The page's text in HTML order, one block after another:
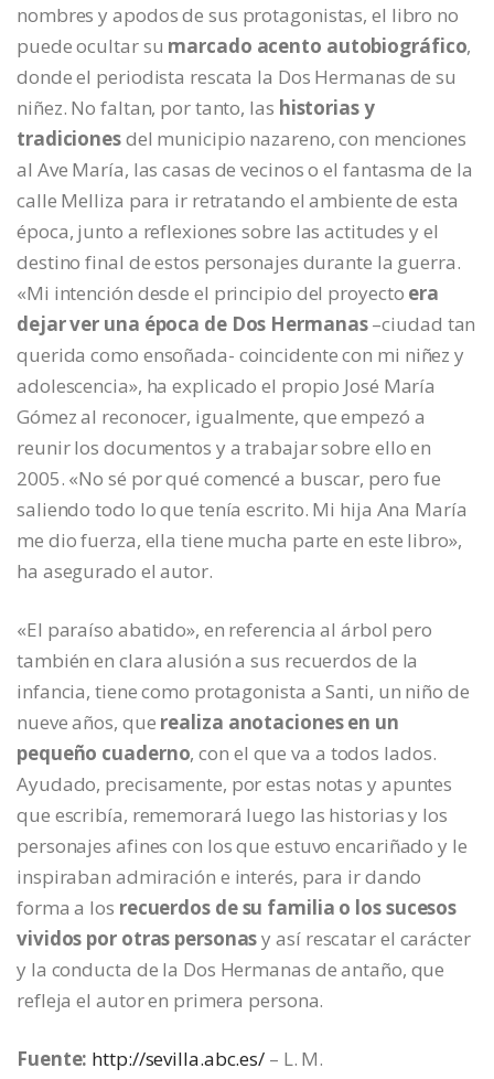
nombres y apodos de sus protagonistas, el libro no
puede ocultar su marcado acento autobiográfico,
donde el periodista rescata la Dos Hermanas de su
niñez. No faltan, por tanto, las historias y
tradicionesdel municipio nazareno, con menciones
al Ave María, las casas de vecinos o el fantasma de la
calle Melliza para ir retratando el ambiente de esta
época, junto a reflexiones sobre las actitudes y el
destino final de estos personajes durante la guerra.
«Mi intención desde el principio del proyecto era
dejar ver una época de Dos Hermanas–ciudad tan
querida como ensoñada- coincidente con mi niñez y
adolescencia», ha explicado el propio José María
Gómez al reconocer, igualmente, que empezó a
reunir los documentos y a trabajar sobre ello en
2005. «No sé por qué comencé a buscar, pero fue
saliendo todo lo que tenía escrito. Mi hija Ana María
me dio fuerza, ella tiene mucha parte en este libro»,
ha asegurado el autor.
«El paraíso abatido», en referencia al árbol pero
también en clara alusión a sus recuerdos de la
infancia, tiene como protagonista a Santi, un niño de
nueve años, que realiza anotaciones en un
pequeño cuaderno, con el que va a todos lados.
Ayudado, precisamente, por estas notas y apuntes
que escribía, rememorará luego las historias y los
personajes afines con los que estuvo encariñado y le
inspiraban admiración e interés, para ir dando
forma a los recuerdos de su familia o los sucesos
vividos por otras personasy así rescatar el carácter
y la conducta de la Dos Hermanas de antaño, que
refleja el autor en primera persona.
Fuente: http://sevilla.abc.es/ – L. M.